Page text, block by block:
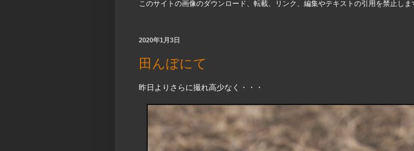
このサイトの画像のダウンロード、転載、リンク、編集やテキストの引用を禁止しま
2020年1月3日
田んぼにて
昨日よりさらに撮れ高少なく・・・